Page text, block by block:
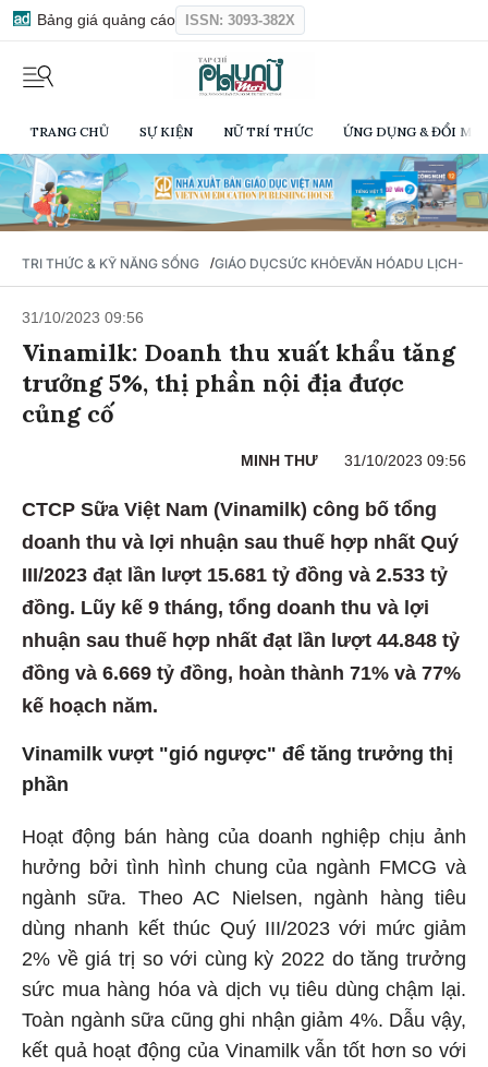
Bảng giá quảng cáo ISSN: 3093-382X
TRANG CHỦ SỰ KIỆN NỮ TRÍ THỨC ỨNG DỤNG & ĐỔI
TRI THỨC & KỸ NĂNG SỐNG /GIÁO DỤCSỨC KHỎEVĂN HÓADU LỊCH-
31/10/2023 09:56
Vinamilk: Doanh thu xuất khẩu tăng
trưởng 5%, thị phần nội địa được
củng cố
MINH THƯ 31/10/2023 09:56
CTCP Sữa Việt Nam (Vinamilk) công bố tổng
doanh thu và lợi nhuận sau thuế hợp nhất Quý
III/2023 đạt lần lượt 15.681 tỷ đồng và 2.533 tỷ
đồng. Lũy kế 9 tháng, tổng doanh thu và lợi
nhuận sau thuế hợp nhất đạt lần lượt 44.848 tỷ
đồng và 6.669 tỷ đồng, hoàn thành 71% và 77%
kế hoạch năm.
Vinamilk vượt "gió ngược" để tăng trưởng thị
phần
Hoạt động bán hàng của doanh nghiệp chịu ảnh
hưởng bởi tình hình chung của ngành FMCG và
ngành sữa. Theo AC Nielsen, ngành hàng tiêu
dùng nhanh kết thúc Quý III/2023 với mức giảm
2% về giá trị so với cùng kỳ 2022 do tăng trưởng
sức mua hàng hóa và dịch vụ tiêu dùng chậm lại.
Toàn ngành sữa cũng ghi nhận giảm 4%. Dẫu vậy,
kết quả hoạt động của Vinamilk vẫn tốt hơn so với